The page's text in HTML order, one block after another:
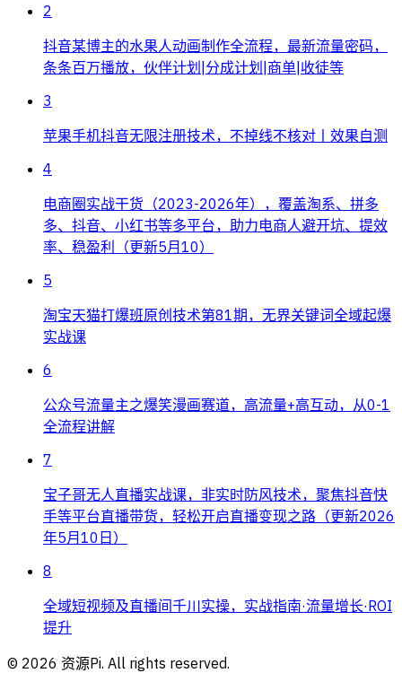
2
抖音某博主的水果人动画制作全流程，最新流量密码，
条条百万播放，伙伴计划|分成计划|商单|收徒等
3
苹果手机抖音无限注册技术，不掉线不核对丨效果自测
4
电商圈实战干货（2023-2026年），覆盖淘系、拼多
多、抖音、小红书等多平台，助力电商人避开坑、提效
率、稳盈利（更新5月10）
5
淘宝天猫打爆班原创技术第81期，无界关键词全域起爆
实战课
6
公众号流量主之爆笑漫画赛道，高流量+高互动，从0-1
全流程讲解
7
宝子哥无人直播实战课，非实时防风技术，聚焦抖音快
手等平台直播带货，轻松开启直播变现之路（更新2026
年5月10日）
8
全域短视频及直播间千川实操，实战指南·流量增长·ROI
提升
© 2026 资源Pi. All rights reserved.